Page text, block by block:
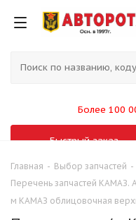
Более 100
Быстрый заказ
Главная - Выбор запчастей -
Перечень запчастей КАМАЗ.
м КАМАЗ облицовочная